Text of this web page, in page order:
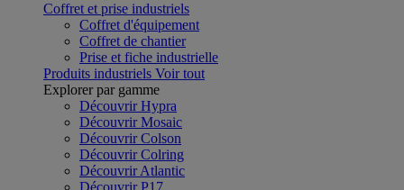
Coffret et prise industriels
Coffret d'équipement
Coffret de chantier
Prise et fiche industrielle
Produits industriels Voir tout
Explorer par gamme
Découvrir Hypra
Découvrir Mosaic
Découvrir Colson
Découvrir Colring
Découvrir Atlantic
Découvrir P17